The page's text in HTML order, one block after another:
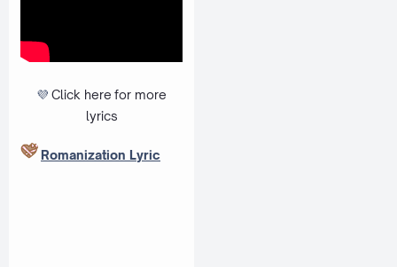
💜 Click here for more
lyrics
Romanization Lyric